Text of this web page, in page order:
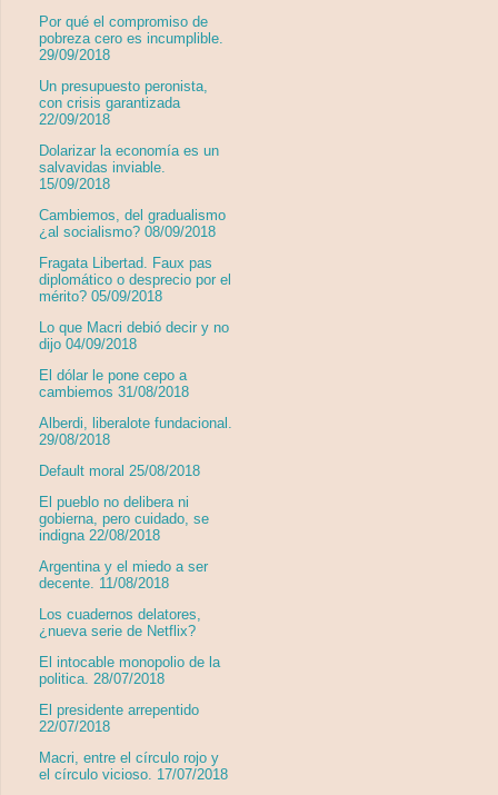
Por qué el compromiso de
pobreza cero es incumplible.
29/09/2018
Un presupuesto peronista,
con crisis garantizada
22/09/2018
Dolarizar la economía es un
salvavidas inviable.
15/09/2018
Cambiemos, del gradualismo
¿al socialismo? 08/09/2018
Fragata Libertad. Faux pas
diplomático o desprecio por el
mérito? 05/09/2018
Lo que Macri debió decir y no
dijo 04/09/2018
El dólar le pone cepo a
cambiemos 31/08/2018
Alberdi, liberalote fundacional.
29/08/2018
Default moral 25/08/2018
El pueblo no delibera ni
gobierna, pero cuidado, se
indigna 22/08/2018
Argentina y el miedo a ser
decente. 11/08/2018
Los cuadernos delatores,
¿nueva serie de Netflix?
El intocable monopolio de la
politica. 28/07/2018
El presidente arrepentido
22/07/2018
Macri, entre el círculo rojo y
el círculo vicioso. 17/07/2018